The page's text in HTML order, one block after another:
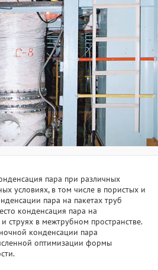
пара при различных
условиях, в том числе в пористых и
пара на пакетах труб
конденсация пара на
струях в межтрубном пространстве.
конденсации пара
оптимизации формы